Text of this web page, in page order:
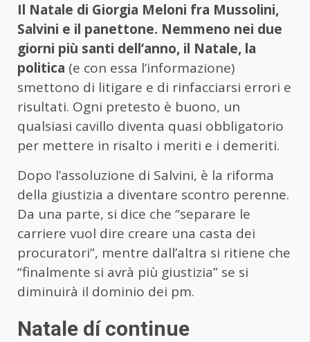
Il Natale di Giorgia Meloni fra Mussolini,
Salvini e il panettone. Nemmeno nei due
giorni più santi dell’anno, il Natale, la
politica (e con essa l’informazione)
smettono di litigare e di rinfacciarsi errori e
risultati. Ogni pretesto è buono, un
qualsiasi cavillo diventa quasi obbligatorio
per mettere in risalto i meriti e i demeriti.
Dopo l’assoluzione di Salvini, è la riforma
della giustizia a diventare scontro perenne.
Da una parte, si dice che “separare le
carriere vuol dire creare una casta dei
procuratori”, mentre dall’altra si ritiene che
“finalmente si avrà più giustizia” se si
diminuirà il dominio dei pm.
Natale dí continue